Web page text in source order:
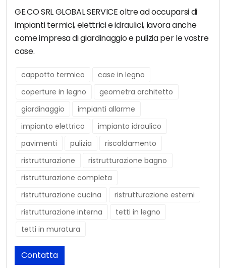
GE.CO SRL GLOBAL SERVICE oltre ad occuparsi di
impianti termici, elettrici e idraulici, lavora anche
come impresa di giardinaggio e pulizia per le vostre
case.
cappotto termico
case in legno
coperture in legno
geometra architetto
giardinaggio
impianti allarme
impianto elettrico
impianto idraulico
pavimenti
pulizia
riscaldamento
ristrutturazione
ristrutturazione bagno
ristrutturazione completa
ristrutturazione cucina
ristrutturazione esterni
ristrutturazione interna
tetti in legno
tetti in muratura
Contatta